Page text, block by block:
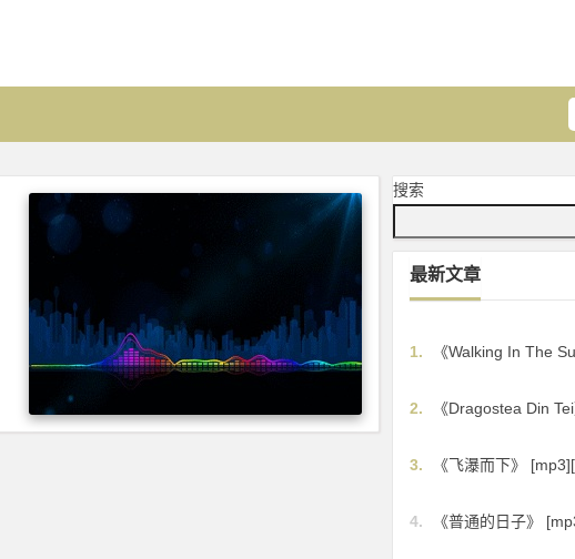
搜索
最新文章
1.
《Walking In The
2.
《Dragostea Din Tei
3.
《飞瀑而下》
4.
《普通的日子》